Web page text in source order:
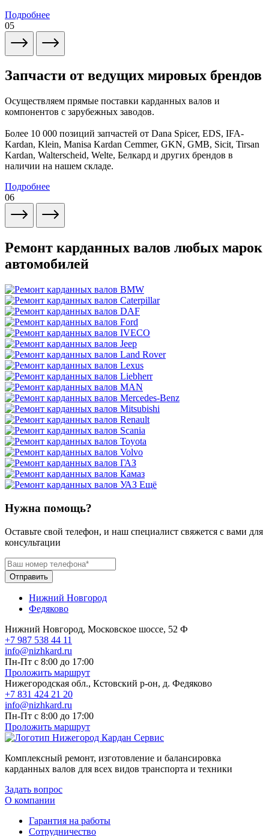
Подробнее
05
Запчасти от ведущих мировых брендов
Осуществляем прямые поставки карданных валов и
компонентов с зарубежных заводов.
Более 10 000 позиций запчастей от Dana Spicer, EDS, IFA-
Kardan, Klein, Manisa Kardan Cemmer, GKN, GMB, Sicit, Tirsan
Kardan, Walterscheid, Welte, Белкард и других брендов в
наличии на нашем складе.
Подробнее
06
Ремонт карданных валов любых марок
автомобилей
Ещё
Нужна помощь?
Оставьте свой телефон, и наш специалист свяжется с вами для
консультации
Отправить
Нижний Новгород
Федяково
Нижний Новгород, Московское шоссе, 52 Ф
+7 987 538 44 11
info@nizhkard.ru
Пн-Пт с 8:00 до 17:00
Проложить маршрут
Нижегородская обл., Кстовский р-он, д. Федяково
+7 831 424 21 20
info@nizhkard.ru
Пн-Пт с 8:00 до 17:00
Проложить маршрут
Комплексный ремонт, изготовление и балансировка
карданных валов для всех видов транспорта и техники
Задать вопрос
О компании
Гарантия на работы
Сотрудничество